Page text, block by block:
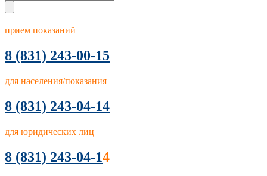
прием показаний
8 (831) 243-00-15
для населения/показания
8 (831) 243-04-14
для юридических лиц
8 (831) 243-04-14